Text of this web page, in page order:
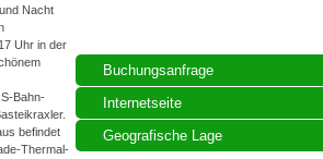
Buchungsanfrage
Internetseite
Geografische Lage
Nacht
Uhr in der
Bahn-
befindet
Thermal-